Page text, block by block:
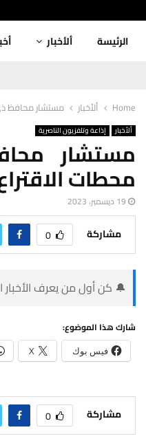
الرئيسة ألأخبار
Home ألأخبار مستشار محافظ
ألأخبار إذاعة وتلفزيون الناصرية
مستشار
محطات
19 ديسمبر، 2023
مشاركة 0
🔔 كن أول من يعرف الأخبار
شارك هذا الموضوع:
فيس بوك X
مشاركة 0